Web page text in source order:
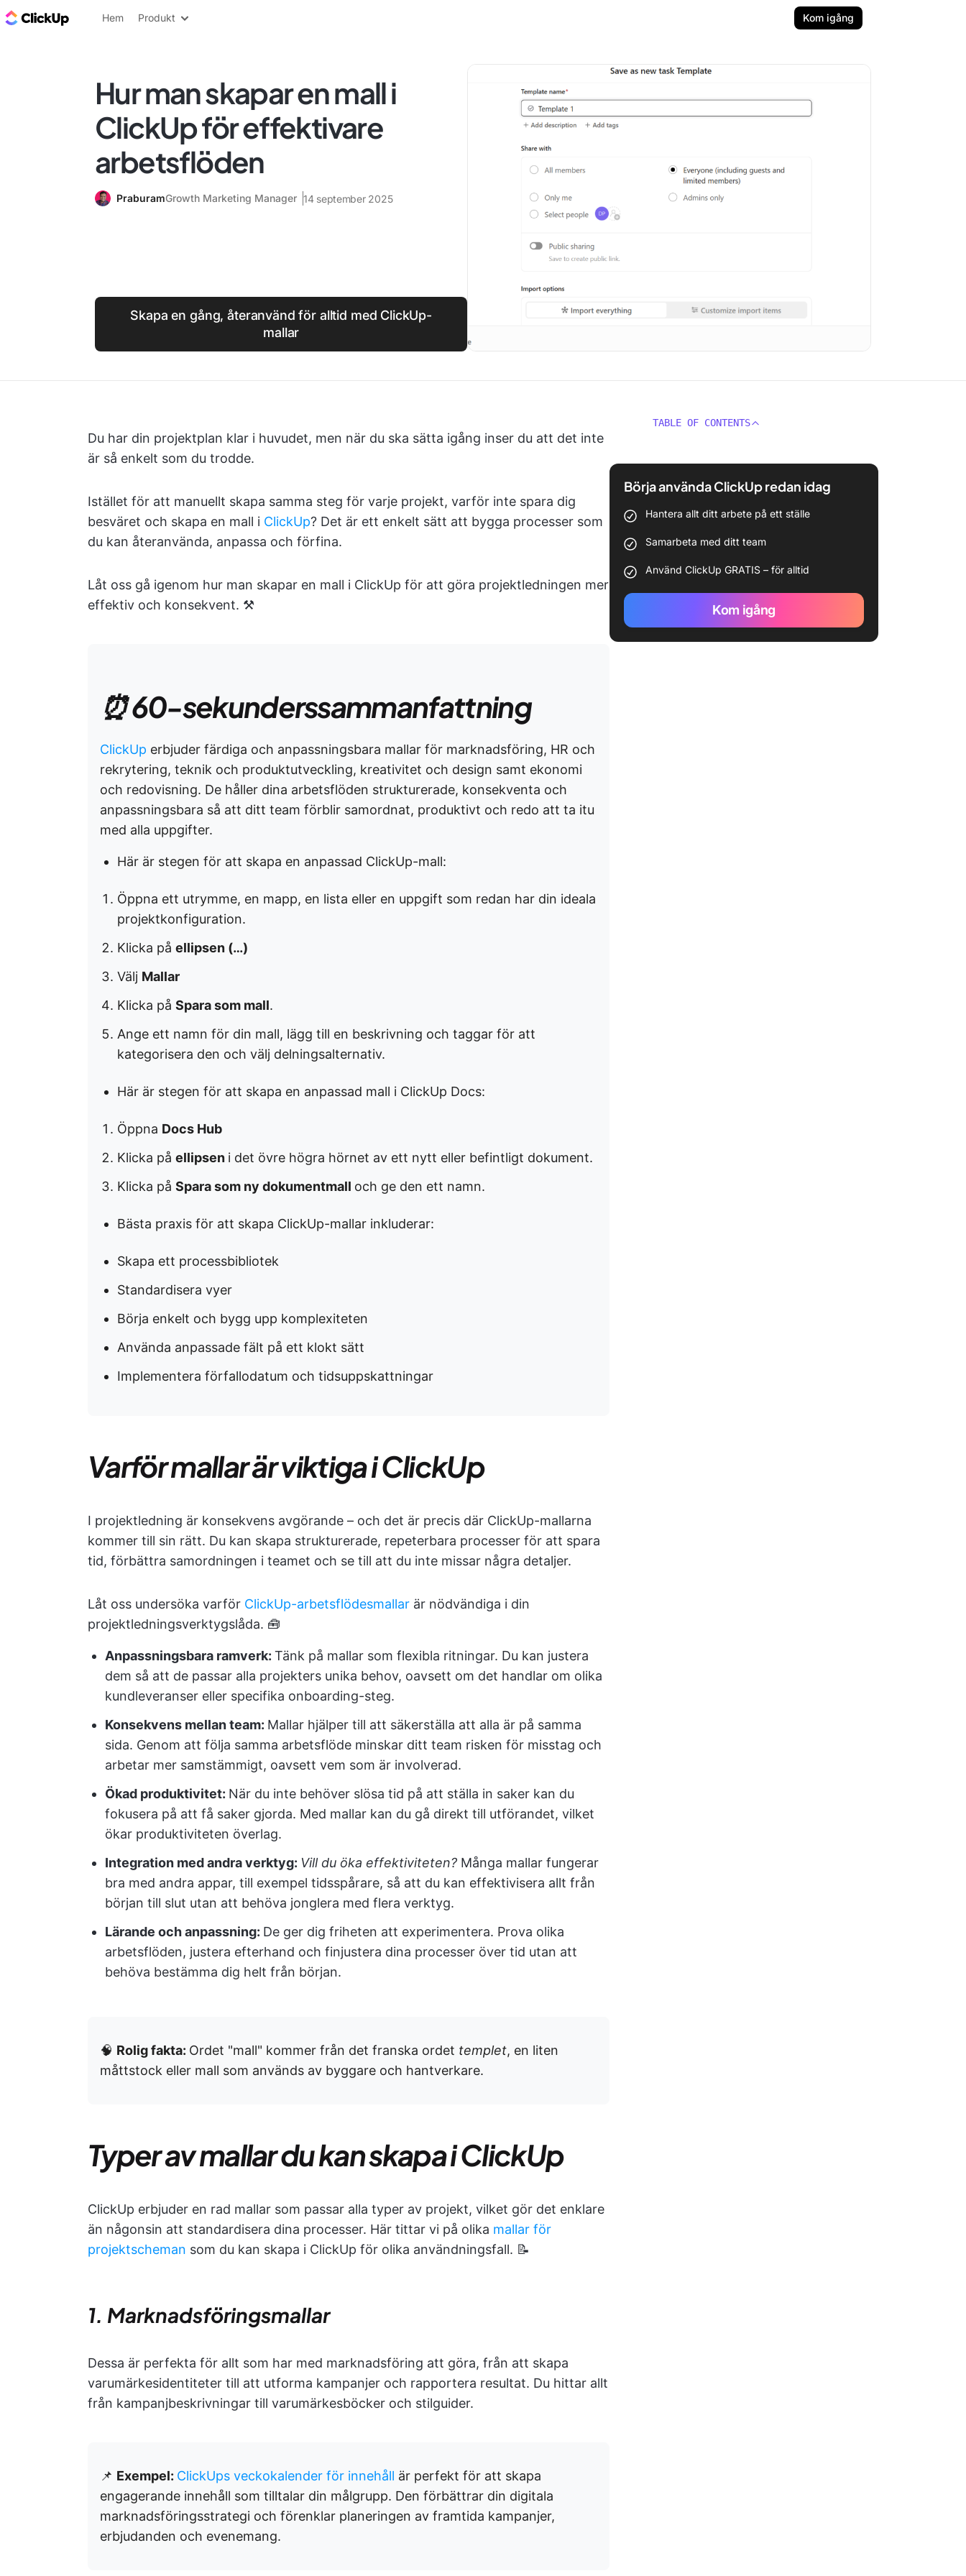
ClickUp-bloggen
Hem Produkt Kom igång
Hur man skapar en mall i
ClickUp för effektivare
arbetsflöden
PraburamGrowth Marketing Manager 14 september 2025
Skapa en gång, återanvänd för alltid med ClickUp-
mallar
Du har din projektplan klar i huvudet, men när du ska sätta igång inser du att det inte
är så enkelt som du trodde.
Istället för att manuellt skapa samma steg för varje projekt, varför inte spara dig
besväret och skapa en mall i ClickUp? Det är ett enkelt sätt att bygga processer som
du kan återanvända, anpassa och förfina.
Låt oss gå igenom hur man skapar en mall i ClickUp för att göra projektledningen mer
effektiv och konsekvent. ⚒️
⏰ 60-sekunderssammanfattning
ClickUp erbjuder färdiga och anpassningsbara mallar för marknadsföring, HR och
rekrytering, teknik och produktutveckling, kreativitet och design samt ekonomi
och redovisning. De håller dina arbetsflöden strukturerade, konsekventa och
anpassningsbara så att ditt team förblir samordnat, produktivt och redo att ta itu
med alla uppgifter.
Här är stegen för att skapa en anpassad ClickUp-mall:
Öppna ett utrymme, en mapp, en lista eller en uppgift som redan har din ideala
projektkonfiguration.
Klicka på ellipsen (…)
Välj Mallar
Klicka på Spara som mall.
Ange ett namn för din mall, lägg till en beskrivning och taggar för att
kategorisera den och välj delningsalternativ.
Här är stegen för att skapa en anpassad mall i ClickUp Docs:
Öppna Docs Hub
Klicka på ellipsen i det övre högra hörnet av ett nytt eller befintligt dokument.
Klicka på Spara som ny dokumentmall och ge den ett namn.
Bästa praxis för att skapa ClickUp-mallar inkluderar:
Skapa ett processbibliotek
Standardisera vyer
Börja enkelt och bygg upp komplexiteten
Använda anpassade fält på ett klokt sätt
Implementera förfallodatum och tidsuppskattningar
Varför mallar är viktiga i ClickUp
I projektledning är konsekvens avgörande – och det är precis där ClickUp-mallarna
kommer till sin rätt. Du kan skapa strukturerade, repeterbara processer för att spara
tid, förbättra samordningen i teamet och se till att du inte missar några detaljer.
Låt oss undersöka varför ClickUp-arbetsflödesmallar är nödvändiga i din
projektledningsverktygslåda. 🧰
Anpassningsbara ramverk: Tänk på mallar som flexibla ritningar. Du kan justera
dem så att de passar alla projekters unika behov, oavsett om det handlar om olika
kundleveranser eller specifika onboarding-steg.
Konsekvens mellan team: Mallar hjälper till att säkerställa att alla är på samma
sida. Genom att följa samma arbetsflöde minskar ditt team risken för misstag och
arbetar mer samstämmigt, oavsett vem som är involverad.
Ökad produktivitet: När du inte behöver slösa tid på att ställa in saker kan du
fokusera på att få saker gjorda. Med mallar kan du gå direkt till utförandet, vilket
ökar produktiviteten överlag.
Integration med andra verktyg: Vill du öka effektiviteten? Många mallar fungerar
bra med andra appar, till exempel tidsspårare, så att du kan effektivisera allt från
början till slut utan att behöva jonglera med flera verktyg.
Lärande och anpassning: De ger dig friheten att experimentera. Prova olika
arbetsflöden, justera efterhand och finjustera dina processer över tid utan att
behöva bestämma dig helt från början.
🧠 Rolig fakta: Ordet "mall" kommer från det franska ordet templet, en liten
måttstock eller mall som används av byggare och hantverkare.
Typer av mallar du kan skapa i ClickUp
ClickUp erbjuder en rad mallar som passar alla typer av projekt, vilket gör det enklare
än någonsin att standardisera dina processer. Här tittar vi på olika mallar för
projektscheman som du kan skapa i ClickUp för olika användningsfall. 📝
1. Marknadsföringsmallar
Dessa är perfekta för allt som har med marknadsföring att göra, från att skapa
varumärkesidentiteter till att utforma kampanjer och rapportera resultat. Du hittar allt
från kampanjbeskrivningar till varumärkesböcker och stilguider.
📌 Exempel: ClickUps veckokalender för innehåll är perfekt för att skapa
engagerande innehåll som tilltalar din målgrupp. Den förbättrar din digitala
marknadsföringsstrategi och förenklar planeringen av framtida kampanjer,
erbjudanden och evenemang.
TABLE OF CONTENTS
Börja använda ClickUp redan idag
Hantera allt ditt arbete på ett ställe
Samarbeta med ditt team
Använd ClickUp GRATIS – för alltid
Kom igång